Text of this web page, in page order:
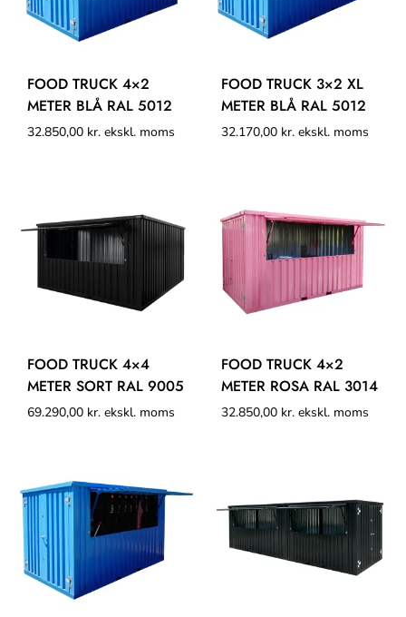
FOOD TRUCK 4×2
METER BLÅ RAL 5012
32.850,00 kr. ekskl. moms
FOOD TRUCK 3×2 XL
METER BLÅ RAL 5012
32.170,00 kr. ekskl. moms
FOOD TRUCK 4×4
METER SORT RAL 9005
69.290,00 kr. ekskl. moms
FOOD TRUCK 4×2
METER ROSA RAL 3014
32.850,00 kr. ekskl. moms